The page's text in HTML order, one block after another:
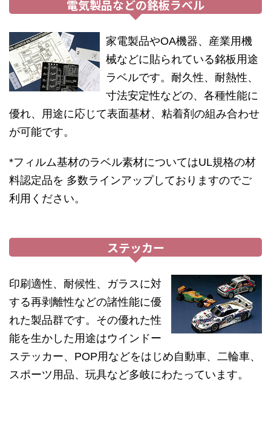
電気製品などの銘板ラベル
家電製品やOA機器、産業用機
械などに貼られている銘板用途
ラベルです。耐久性、耐熱性、
寸法安定性などの、各種性能に
優れ、用途に応じて表面基材、粘着剤の組み合わせ
が可能です。
*フィルム基材のラベル素材についてはUL規格の材
料認定品を 多数ラインアップしておりますのでご
利用ください。
ステッカー
印刷適性、耐候性、ガラスに対
する再剥離性などの諸性能に優
れた製品群です。その優れた性
能を生かした用途はウインドー
ステッカー、POP用などをはじめ自動車、二輪車、
スポーツ用品、玩具など多岐にわたっています。